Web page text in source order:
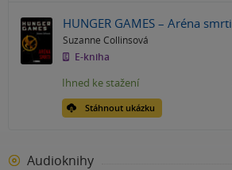
HUNGER GAMES – Aréna smrti
Suzanne Collinsová
E-kniha
Stáhnout ukázku
Ihned ke stažení
Audioknihy